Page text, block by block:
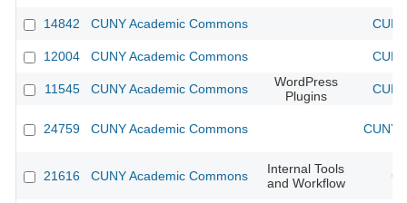
14842 CUNY Academic Commons
12004 CUNY Academic Commons
11545 CUNY Academic Commons
WordPress
Plugins
24759 CUNY Academic Commons CUNY
21616 CUNY Academic Commons
Internal Tools
and Workflow